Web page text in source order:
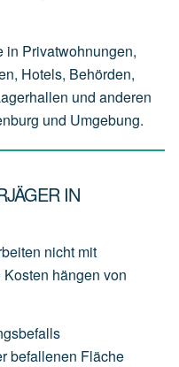
in Privatwohnungen,
Hotels, Behörden,
und anderen
und Umgebung.
IN
nicht mit
hängen von
befallenen Fläche